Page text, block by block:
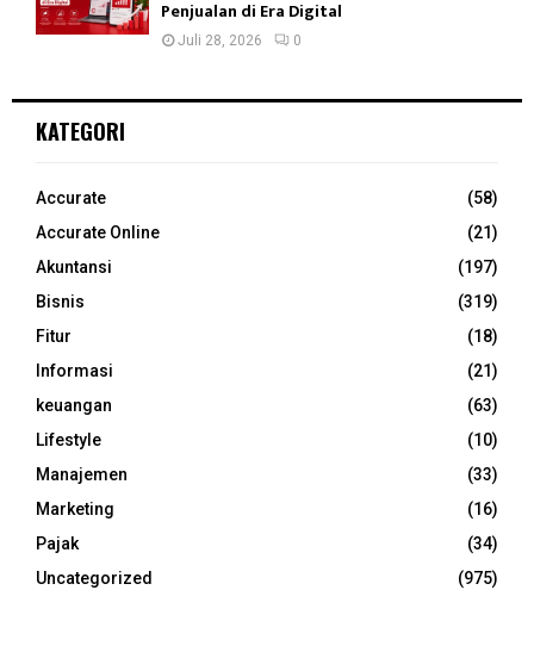
Penjualan di Era Digital
Juli 28, 2026 0
KATEGORI
Accurate
(58)
Accurate Online
(21)
Akuntansi
(197)
Bisnis
(319)
Fitur
(18)
Informasi
(21)
keuangan
(63)
Lifestyle
(10)
Manajemen
(33)
Marketing
(16)
Pajak
(34)
Uncategorized
(975)